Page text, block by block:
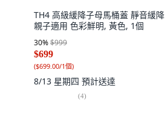
TH4 高級緩降子母馬桶蓋 靜音緩降
親子適用 色彩鮮明, 黃色, 1個
30%$999
$699
($699.00/1個)
8/13 星期四 預計送達
(4)